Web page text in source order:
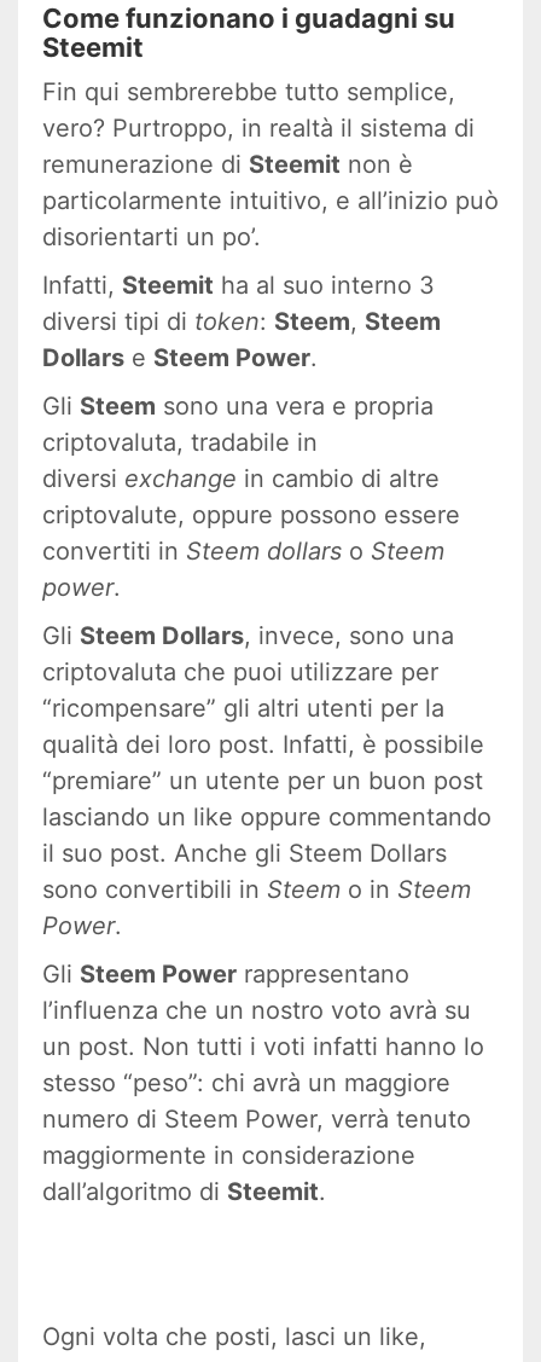
Come funzionano i guadagni su
Steemit
Fin qui sembrerebbe tutto semplice,
vero? Purtroppo, in realtà il sistema di
remunerazione di Steemit non è
particolarmente intuitivo, e all’inizio può
disorientarti un po’.
Infatti, Steemit ha al suo interno 3
diversi tipi di token: Steem, Steem
Dollars e Steem Power.
Gli Steem sono una vera e propria
criptovaluta, tradabile in
diversi exchange in cambio di altre
criptovalute, oppure possono essere
convertiti in Steem dollars o Steem
power.
Gli Steem Dollars, invece, sono una
criptovaluta che puoi utilizzare per
“ricompensare” gli altri utenti per la
qualità dei loro post. Infatti, è possibile
“premiare” un utente per un buon post
lasciando un like oppure commentando
il suo post. Anche gli Steem Dollars
sono convertibili in Steem o in Steem
Power.
Gli Steem Power rappresentano
l’influenza che un nostro voto avrà su
un post. Non tutti i voti infatti hanno lo
stesso “peso”: chi avrà un maggiore
numero di Steem Power, verrà tenuto
maggiormente in considerazione
dall’algoritmo di Steemit.
Ogni volta che posti, lasci un like,